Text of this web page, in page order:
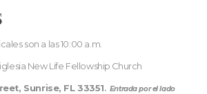
son a las 10:00 a.m.
New Life Fellowship Church
Sunrise, FL 33351. Entrada por el lado